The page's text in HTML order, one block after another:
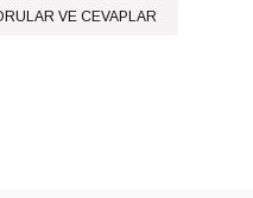
VE CEVAPLAR